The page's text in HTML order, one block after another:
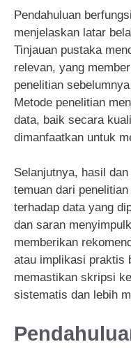
Pendahuluan
menjelaskan latar
Tinjauan pustaka
relevan, yang
penelitian
Metode penelitian
data, baik secara
dimanfaatkan untuk
Selanjutnya, hasil
temuan dari
terhadap data yang
dan saran
memberikan
atau implikasi praktis
memastikan skripsi
sistematis dan lebih